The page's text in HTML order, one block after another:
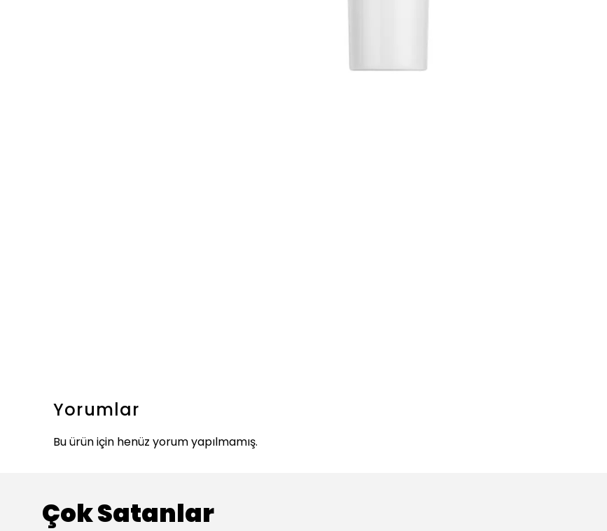
Yorumlar
Bu ürün için henüz yorum yapılmamış.
Çok Satanlar